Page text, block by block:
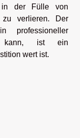
in der Fülle von
zu verlieren. Der
professioneller
kann, ist ein
wert ist.